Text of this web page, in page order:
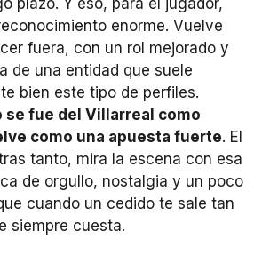
enorme. Vuelve
fuera, con un rol mejorado y
de una entidad que suele
bien este tipo de perfiles.
se fue del Villarreal como
como una apuesta fuerte. El
tanto, mira la escena con esa
de orgullo, nostalgia y un poco
cuando un cedido te sale tan
siempre cuesta.